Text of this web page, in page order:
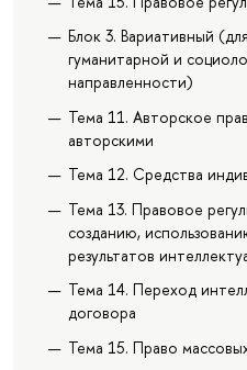
Блок 3. Вариативный
гуманитарной и
направленности)
Тема 11. Авторское
авторскими
Тема 12. Средства
Тема 13. Правовое
созданию,
результатов
Тема 14. Переход
договора
Тема 15. Право